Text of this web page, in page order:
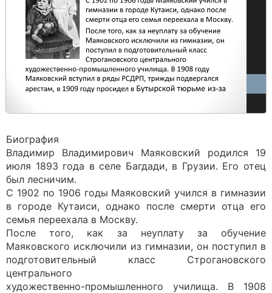
Биография
Владимир Владимирович Маяковский родился 19
июля 1893 года в селе Багдади, в Грузии. Его отец
был лесничим.
С 1902 по 1906 годы Маяковский учился в гимназии
в городе Кутаиси, однако после смерти отца его
семья переехала в Москву.
После того, как за неуплату за обучение
Маяковского исключили из гимназии, он поступил в
подготовительный класс Строгановского
центрального
художественно-промышленного училища. В 1908